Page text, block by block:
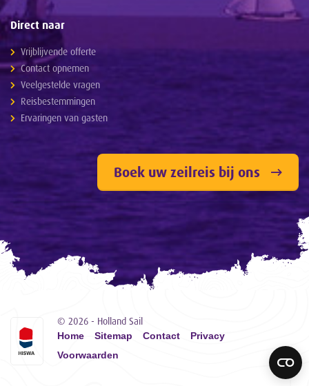
Direct naar
Vrijblijvende offerte
Contact opnemen
Veelgestelde vragen
Reisbestemmingen
Ervaringen van gasten
Boek uw zeilreis bij ons
© 2026 - Holland Sail
Home Sitemap Contact
Privacy
Voorwaarden